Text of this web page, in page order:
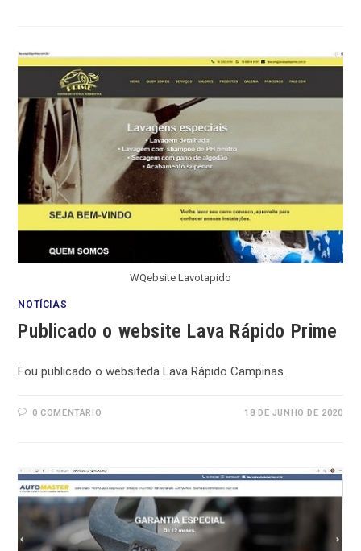
WQebsite Lavotapido
NOTÍCIAS
Publicado o website Lava Rápido Prime
Fou publicado o websiteda Lava Rápido Campinas.
0 COMENTÁRIO 18 DE JUNHO DE 2020